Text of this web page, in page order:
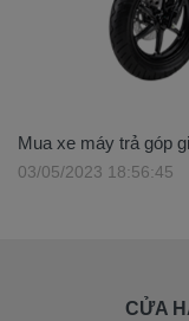
Mua xe máy trả góp
03/05/2023 18:56:45
CỬA